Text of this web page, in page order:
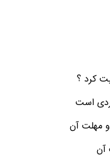
کرد ؟
است
مهلت آن
آن